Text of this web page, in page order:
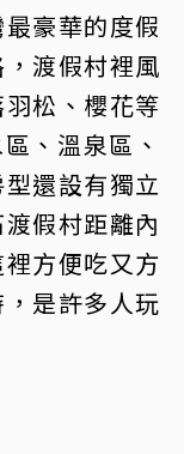
豪華的度假
渡假村裡風
松、櫻花等
、溫泉區、
還設有獨立
假村距離內
方便吃又方
是許多人玩